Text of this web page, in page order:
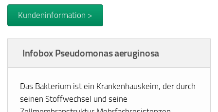
Kundeninformation >
Infobox Pseudomonas aeruginosa
Das Bakterium ist ein Krankenhauskeim, der durch
seinen Stoffwechsel und seine